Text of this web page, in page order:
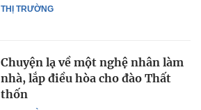
THỊ TRƯỜNG
Chuyện lạ về một nghệ nhân làm
nhà, lắp điều hòa cho đào Thất
thốn